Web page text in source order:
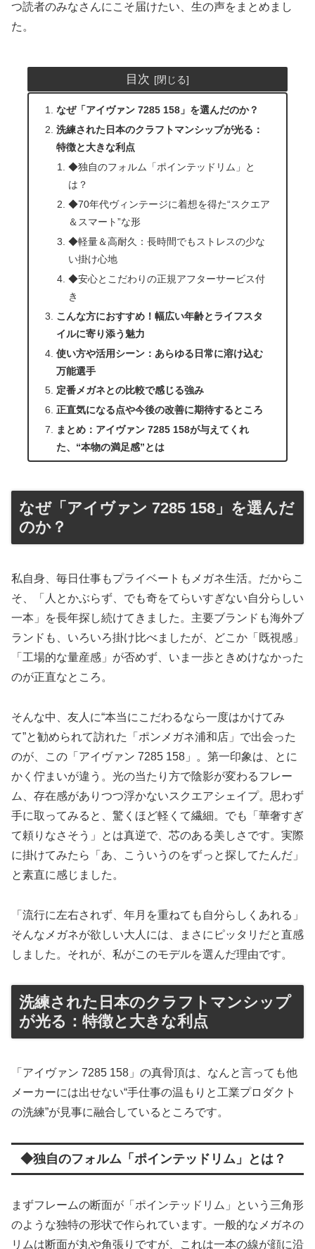
つ読者のみなさんにこそ届けたい、生の声をまとめまし
た。
目次
なぜ「アイヴァン 7285 158」を選んだのか？
洗練された日本のクラフトマンシップが光る：
特徴と大きな利点
◆独自のフォルム「ポインテッドリム」と
は？
◆70年代ヴィンテージに着想を得た“スクエア
＆スマート”な形
◆軽量＆高耐久：長時間でもストレスの少な
い掛け心地
◆安心とこだわりの正規アフターサービス付
き
こんな方におすすめ！幅広い年齢とライフスタ
イルに寄り添う魅力
使い方や活用シーン：あらゆる日常に溶け込む
万能選手
定番メガネとの比較で感じる強み
正直気になる点や今後の改善に期待するところ
まとめ：アイヴァン 7285 158が与えてくれ
た、“本物の満足感”とは
なぜ「アイヴァン 7285 158」を選んだ
のか？
私自身、毎日仕事もプライベートもメガネ生活。だからこ
そ、「人とかぶらず、でも奇をてらいすぎない自分らしい
一本」を長年探し続けてきました。主要ブランドも海外ブ
ランドも、いろいろ掛け比べましたが、どこか「既視感」
「工場的な量産感」が否めず、いま一歩ときめけなかった
のが正直なところ。
そんな中、友人に“本当にこだわるなら一度はかけてみ
て”と勧められて訪れた「ポンメガネ浦和店」で出会った
のが、この「アイヴァン 7285 158」。第一印象は、とに
かく佇まいが違う。光の当たり方で陰影が変わるフレー
ム、存在感がありつつ浮かないスクエアシェイプ。思わず
手に取ってみると、驚くほど軽くて繊細。でも「華奢すぎ
て頼りなさそう」とは真逆で、芯のある美しさです。実際
に掛けてみたら「あ、こういうのをずっと探してたんだ」
と素直に感じました。
「流行に左右されず、年月を重ねても自分らしくあれる」
そんなメガネが欲しい大人には、まさにピッタリだと直感
しました。それが、私がこのモデルを選んだ理由です。
洗練された日本のクラフトマンシップ
が光る：特徴と大きな利点
「アイヴァン 7285 158」の真骨頂は、なんと言っても他
メーカーには出せない“手仕事の温もりと工業プロダクト
の洗練”が見事に融合しているところです。
◆独自のフォルム「ポインテッドリム」とは？
まずフレームの断面が「ポインテッドリム」という三角形
のような独特の形状で作られています。一般的なメガネの
リムは断面が丸や角張りですが、これは一本の線が顔に沿